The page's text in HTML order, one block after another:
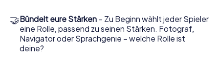
Trivia-Experte oder Fotograf, und trägt so zum Erfolg
eures Teams bei. Die Aufgaben sind so gestaltet, dass
sie euch nicht nur herausfordern, sondern auch
unterhalten.
🤝Bündelt eure Stärken – Zu Beginn wählt jeder Spieler
eine Rolle, passend zu seinen Stärken. Fotograf,
Navigator oder Sprachgenie – welche Rolle ist
deine?